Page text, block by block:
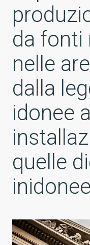
da fonti
nelle
dalla
idonee
quelle
inidonee